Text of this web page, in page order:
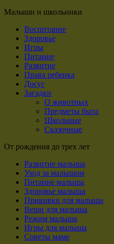
Малыши и школьники
Воспитание
Здоровье
Игры
Питание
Развитие
Права ребенка
Досуг
Загадки
О животных
Предметы быта
Школьные
Сказочные
От рождения до трех лет
Развитие малыша
Уход за малышом
Питание малыша
Здоровье малыша
Прививки для малыша
Вещи для малыша
Режим малыша
Игры для малыша
Советы маме